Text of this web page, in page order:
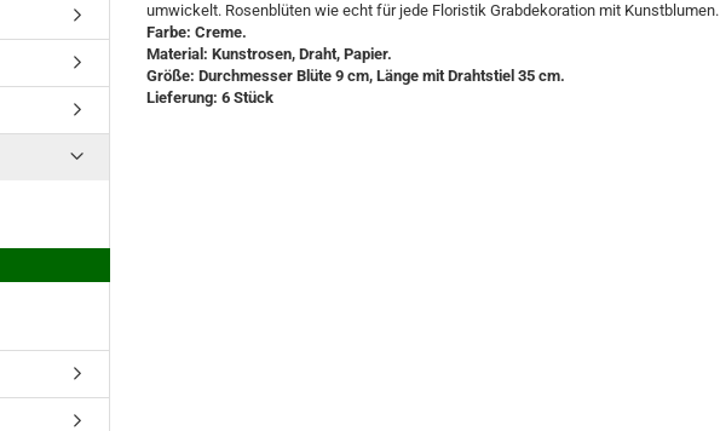
umwickelt. Rosenblüten wie echt für jede Floristik Grabdekoration mit Kunstblumen.
Farbe: Creme.
Material: Kunstrosen, Draht, Papier.
Größe: Durchmesser Blüte 9 cm, Länge mit Drahtstiel 35 cm.
Lieferung: 6 Stück